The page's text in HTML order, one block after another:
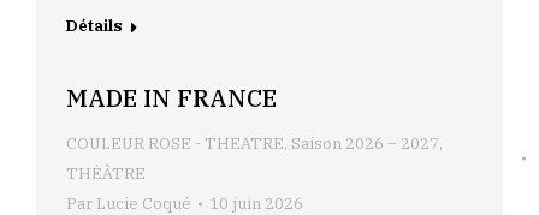
Détails
MADE IN FRANCE
COULEUR ROSE - THEATRE, Saison 2026 – 2027,
THÉÂTRE
Par Lucie Coqué 10 juin 2026